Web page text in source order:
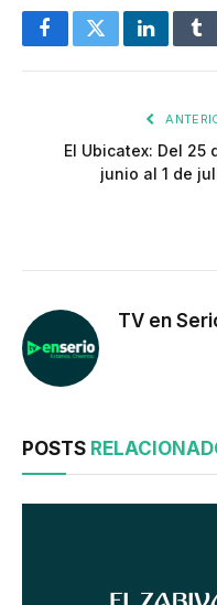
FacebookTwitterLinkedIn
El Ubicatex: Del 25
junio al 1 de
TV en
POSTS